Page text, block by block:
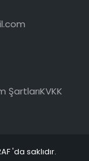
ŞartlarıKVKK
'da saklıdır.